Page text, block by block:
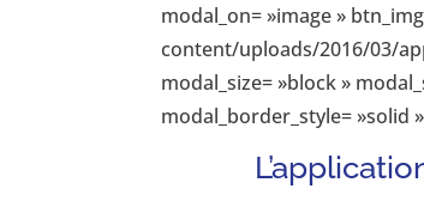
modal_on= »image »
content/uploads/2016/03/
modal_size= »block »
modal_border_style= »solid